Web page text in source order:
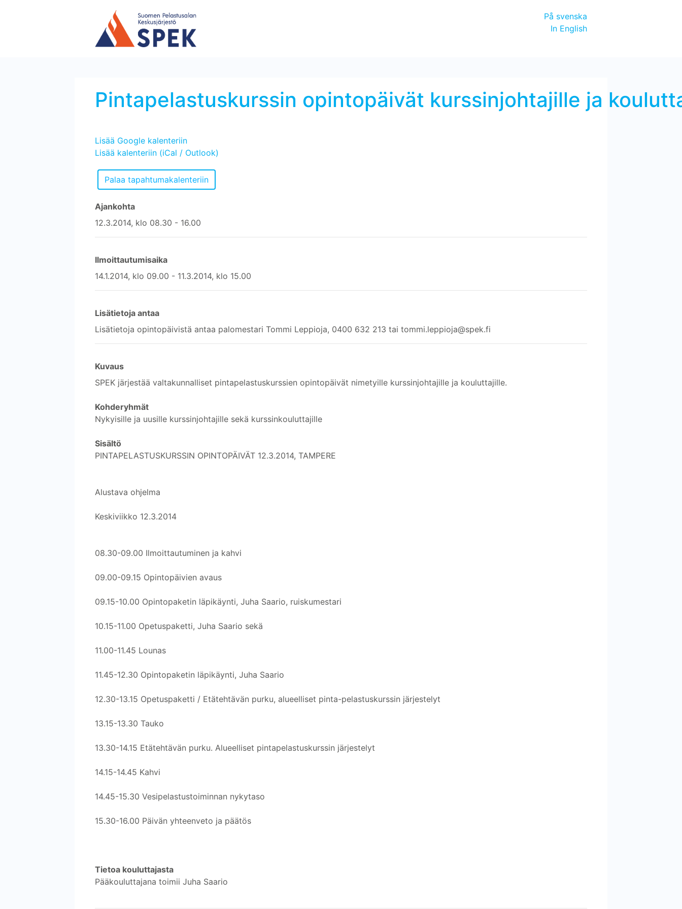
På svenska
In English
Pintapelastuskurssin opintopäivät kurssinjohtajille ja
Lisää Google kalenteriin
Lisää kalenteriin (iCal / Outlook)
Ajankohta
12.3.2014, klo 08.30 - 16.00
Ilmoittautumisaika
14.1.2014, klo 09.00 - 11.3.2014, klo 15.00
Lisätietoja antaa
Lisätietoja opintopäivistä antaa palomestari Tommi Leppioja, 0400 632 213 tai tommi.leppioja@spek.fi
Kuvaus
SPEK järjestää valtakunnalliset pintapelastuskurssien opintopäivät nimetyille kurssinjohtajille ja kouluttajille.
Kohderyhmät
Nykyisille ja uusille kurssinjohtajille sekä kurssinkouluttajille
Sisältö
PINTAPELASTUSKURSSIN OPINTOPÄIVÄT 12.3.2014, TAMPERE
Alustava ohjelma
Keskiviikko 12.3.2014
08.30-09.00 Ilmoittautuminen ja kahvi
09.00-09.15 Opintopäivien avaus
09.15-10.00 Opintopaketin läpikäynti, Juha Saario, ruiskumestari
10.15-11.00 Opetuspaketti, Juha Saario sekä
11.00-11.45 Lounas
11.45-12.30 Opintopaketin läpikäynti, Juha Saario
12.30-13.15 Opetuspaketti / Etätehtävän purku, alueelliset pinta-pelastuskurssin järjestelyt
13.15-13.30 Tauko
13.30-14.15 Etätehtävän purku. Alueelliset pintapelastuskurssin järjestelyt
14.15-14.45 Kahvi
14.45-15.30 Vesipelastustoiminnan nykytaso
15.30-16.00 Päivän yhteenveto ja päätös
Tietoa kouluttajasta
Pääkouluttajana toimii Juha Saario